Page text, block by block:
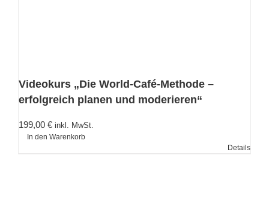
Videokurs „Die World-Café-Methode –
erfolgreich planen und moderieren“
199,00 € inkl. MwSt.
In den Warenkorb
Details